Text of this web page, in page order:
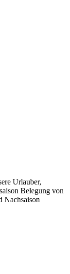
Urlauber,
Belegung von
Nachsaison